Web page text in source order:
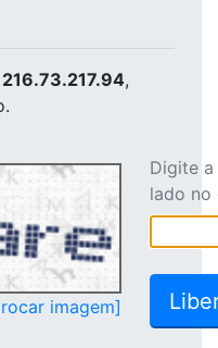
216.73.217.94,
imagem]
Digite
lado no